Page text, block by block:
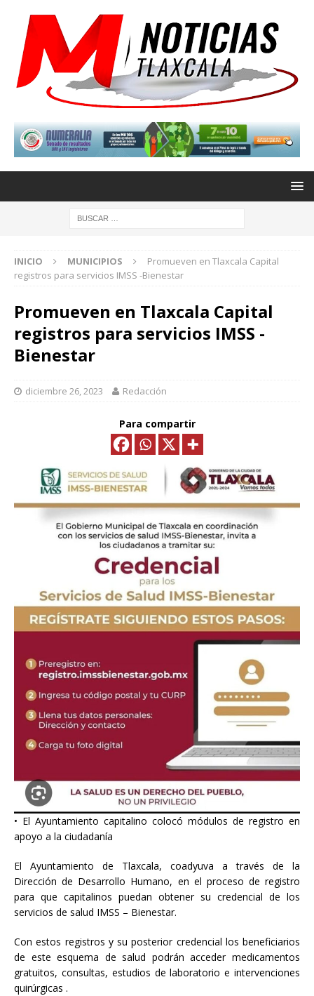
INICIO MUNICIPIOS
Promueven en Tlaxcala Capital
registros para servicios IMSS -Bienestar
Promueven en Tlaxcala Capital
registros para servicios IMSS -
Bienestar
diciembre 26, 2023 Redacción
Para compartir
• El Ayuntamiento capitalino colocó módulos de registro en
apoyo a la ciudadanía
El Ayuntamiento de Tlaxcala, coadyuva a través de la
Dirección de Desarrollo Humano, en el proceso de registro
para que capitalinos puedan obtener su credencial de los
servicios de salud IMSS – Bienestar.
Con estos registros y su posterior credencial los beneficiarios
de este esquema de salud podrán acceder medicamentos
gratuitos, consultas, estudios de laboratorio e intervenciones
quirúrgicas .